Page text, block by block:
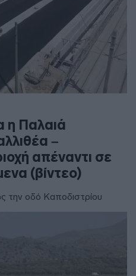
η Παλαιά
–
απέναντι σε
(βίντεο)
οδό Καποδιστρίου